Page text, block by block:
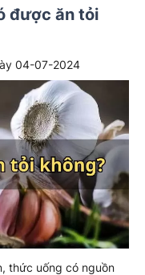
được ăn tỏi
04-07-2024
thức uống có nguồn